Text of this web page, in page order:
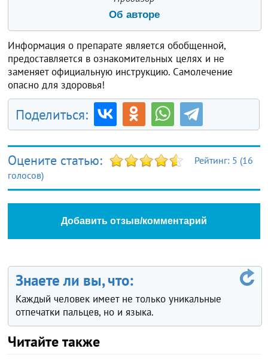
Об авторе
Информация о препарате является обобщенной,
предоставляется в ознакомительных целях и не
заменяет официальную инструкцию. Самолечение
опасно для здоровья!
Поделиться:
Оцените статью: Рейтинг: 5 (16
голосов)
Добавить отзыв/комментарий
Знаете ли вы, что:
Каждый человек имеет не только уникальные
отпечатки пальцев, но и языка.
Читайте также